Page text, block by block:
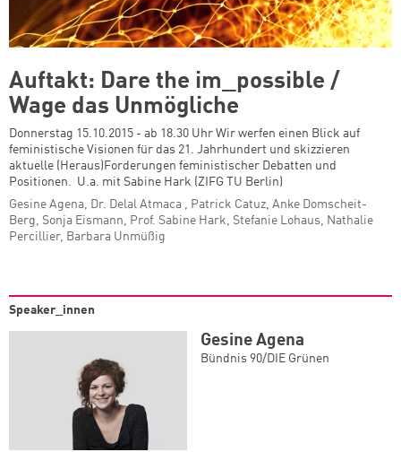
Auftakt: Dare the im_possible /
Wage das Unmögliche
Donnerstag 15.10.2015 - ab 18.30 Uhr Wir werfen einen Blick auf
feministische Visionen für das 21. Jahrhundert und skizzieren
aktuelle (Heraus)Forderungen feministischer Debatten und
Positionen. U.a. mit Sabine Hark (ZIFG TU Berlin)
Gesine Agena, Dr. Delal Atmaca , Patrick Catuz, Anke Domscheit-
Berg, Sonja Eismann, Prof. Sabine Hark, Stefanie Lohaus, Nathalie
Percillier, Barbara Unmüßig
Speaker_innen
Gesine Agena
Bündnis 90/DIE Grünen